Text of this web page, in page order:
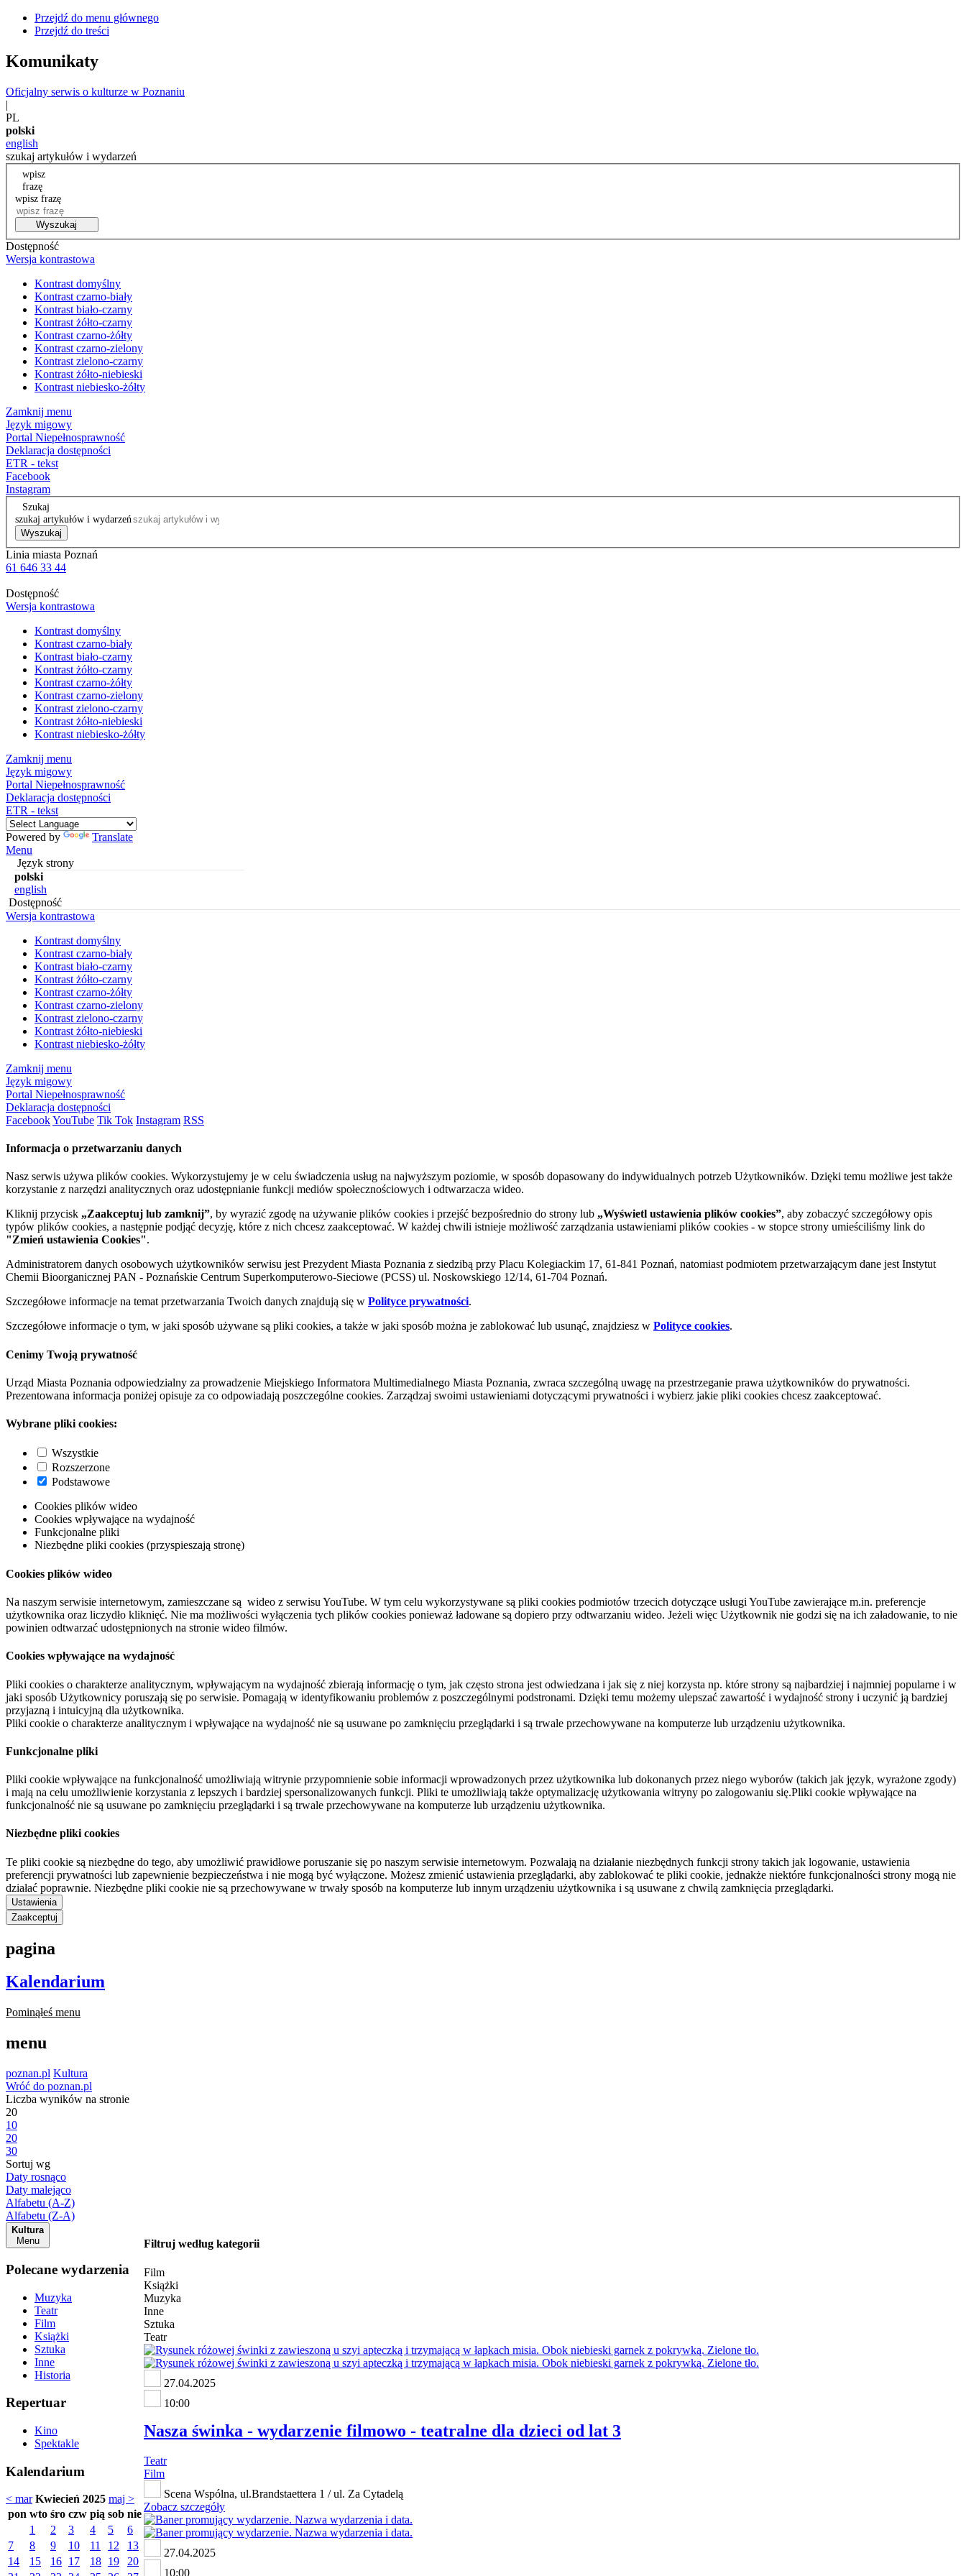
Przejdź do menu głównego
Przejdź do treści
Komunikaty
Oficjalny serwis o kulturze w Poznaniu
|
PL
polski
english
szukaj artykułów i wydarzeń
wpisz
frazę
wpisz frazę
Wyszukaj
Dostępność
Wersja kontrastowa
Kontrast domyślny
Kontrast czarno-biały
Kontrast biało-czarny
Kontrast żółto-czarny
Kontrast czarno-żółty
Kontrast czarno-zielony
Kontrast zielono-czarny
Kontrast żółto-niebieski
Kontrast niebiesko-żółty
Zamknij menu
Język migowy
Portal Niepełnosprawność
Deklaracja dostępności
ETR - tekst
Facebook
Instagram
Szukaj
szukaj artykułów i wydarzeń
Wyszukaj
Linia miasta Poznań
61 646 33 44
Dostępność
Wersja kontrastowa
Kontrast domyślny
Kontrast czarno-biały
Kontrast biało-czarny
Kontrast żółto-czarny
Kontrast czarno-żółty
Kontrast czarno-zielony
Kontrast zielono-czarny
Kontrast żółto-niebieski
Kontrast niebiesko-żółty
Zamknij menu
Język migowy
Portal Niepełnosprawność
Deklaracja dostępności
ETR - tekst
Powered by
Translate
Menu
Język strony
polski
english
Dostępność
Wersja kontrastowa
Kontrast domyślny
Kontrast czarno-biały
Kontrast biało-czarny
Kontrast żółto-czarny
Kontrast czarno-żółty
Kontrast czarno-zielony
Kontrast zielono-czarny
Kontrast żółto-niebieski
Kontrast niebiesko-żółty
Zamknij menu
Język migowy
Portal Niepełnosprawność
Deklaracja dostępności
FacebookYouTube Tik Tok Instagram RSS
Informacja o przetwarzaniu danych
Nasz serwis używa plików cookies. Wykorzystujemy je w celu świadczenia usług na najwyższym poziomie, w sposób dopasowany do indywidualnych potrzeb Użytkowników. Dzięki temu możliwe jest także
korzystanie z narzędzi analitycznych oraz udostępnianie funkcji mediów społecznościowych i odtwarzacza wideo.
Kliknij przycisk „Zaakceptuj lub zamknij”, by wyrazić zgodę na używanie plików cookies i przejść bezpośrednio do strony lub „Wyświetl ustawienia plików cookies”, aby zobaczyć szczegółowy opis
typów plików cookies, a następnie podjąć decyzję, które z nich chcesz zaakceptować. W każdej chwili istnieje możliwość zarządzania ustawieniami plików cookies - w stopce strony umieściliśmy link do
"Zmień ustawienia Cookies".
Administratorem danych osobowych użytkowników serwisu jest Prezydent Miasta Poznania z siedzibą przy Placu Kolegiackim 17, 61-841 Poznań, natomiast podmiotem przetwarzającym dane jest Instytut
Chemii Bioorganicznej PAN - Poznańskie Centrum Superkomputerowo-Sieciowe (PCSS) ul. Noskowskiego 12/14, 61-704 Poznań.
Szczegółowe informacje na temat przetwarzania Twoich danych znajdują się w Polityce prywatności.
Szczegółowe informacje o tym, w jaki sposób używane są pliki cookies, a także w jaki sposób można je zablokować lub usunąć, znajdziesz w Polityce cookies.
Cenimy Twoją prywatność
Urząd Miasta Poznania odpowiedzialny za prowadzenie Miejskiego Informatora Multimedialnego Miasta Poznania, zwraca szczególną uwagę na przestrzeganie prawa użytkowników do prywatności.
Prezentowana informacja poniżej opisuje za co odpowiadają poszczególne cookies. Zarządzaj swoimi ustawieniami dotyczącymi prywatności i wybierz jakie pliki cookies chcesz zaakceptować.
Wybrane pliki cookies:
Wszystkie
Rozszerzone
Podstawowe
Cookies plików wideo
Cookies wpływające na wydajność
Funkcjonalne pliki
Niezbędne pliki cookies (przyspieszają stronę)
Cookies plików wideo
Na naszym serwisie internetowym, zamieszczane są wideo z serwisu YouTube. W tym celu wykorzystywane są pliki cookies podmiotów trzecich dotyczące usługi YouTube zawierające m.in. preferencje
użytkownika oraz liczydło kliknięć. Nie ma możliwości wyłączenia tych plików cookies ponieważ ładowane są dopiero przy odtwarzaniu wideo. Jeżeli więc Użytkownik nie godzi się na ich załadowanie, to nie
powinien odtwarzać udostępnionych na stronie wideo filmów.
Cookies wpływające na wydajność
Pliki cookies o charakterze analitycznym, wpływającym na wydajność zbierają informację o tym, jak często strona jest odwiedzana i jak się z niej korzysta np. które strony są najbardziej i najmniej popularne i w
jaki sposób Użytkownicy poruszają się po serwisie. Pomagają w identyfikowaniu problemów z poszczególnymi podstronami. Dzięki temu możemy ulepszać zawartość i wydajność strony i uczynić ją bardziej
przyjazną i intuicyjną dla użytkownika.
Pliki cookie o charakterze analitycznym i wpływające na wydajność nie są usuwane po zamknięciu przeglądarki i są trwale przechowywane na komputerze lub urządzeniu użytkownika.
Funkcjonalne pliki
Pliki cookie wpływające na funkcjonalność umożliwiają witrynie przypomnienie sobie informacji wprowadzonych przez użytkownika lub dokonanych przez niego wyborów (takich jak język, wyrażone zgody)
i mają na celu umożliwienie korzystania z lepszych i bardziej spersonalizowanych funkcji. Pliki te umożliwiają także optymalizację użytkowania witryny po zalogowaniu się.Pliki cookie wpływające na
funkcjonalność nie są usuwane po zamknięciu przeglądarki i są trwale przechowywane na komputerze lub urządzeniu użytkownika.
Niezbędne pliki cookies
Te pliki cookie są niezbędne do tego, aby umożliwić prawidłowe poruszanie się po naszym serwisie internetowym. Pozwalają na działanie niezbędnych funkcji strony takich jak logowanie, ustawienia
preferencji prywatności lub zapewnienie bezpieczeństwa i nie mogą być wyłączone. Możesz zmienić ustawienia przeglądarki, aby zablokować te pliki cookie, jednakże niektóre funkcjonalności strony mogą nie
działać poprawnie. Niezbędne pliki cookie nie są przechowywane w trwały sposób na komputerze lub innym urządzeniu użytkownika i są usuwane z chwilą zamknięcia przeglądarki.
Ustawienia
Zaakceptuj
pagina
Kalendarium
Pominąłeś menu
menu
poznan.pl Kultura
Wróć do poznan.pl
Liczba wyników na stronie
20
10
20
30
Sortuj wg
Daty rosnąco
Daty malejąco
Alfabetu (A-Z)
Alfabetu (Z-A)
Kultura
Menu
Polecane wydarzenia
Muzyka
Teatr
Film
Książki
Sztuka
Inne
Historia
Repertuar
Kino
Spektakle
Kalendarium
< mar Kwiecień 2025 maj >
pon wto śro czw pią sob nie
1
2 3 4 5
6
7
8 9 10 11 12
13
14
15 16 17 18 19
20
Filtruj według kategorii
Film
Książki
Muzyka
Inne
Sztuka
Teatr
27.04.2025
10:00
Nasza świnka - wydarzenie filmowo - teatralne dla dzieci od lat 3
Teatr
Film
Scena Wspólna, ul.Brandstaettera 1 / ul. Za Cytadelą
Zobacz szczegóły
27.04.2025
10:00